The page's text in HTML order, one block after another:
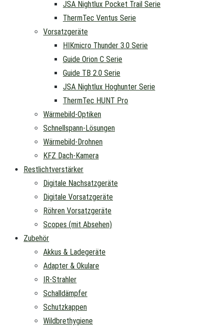
JSA Nightlux Pocket Trail Serie
ThermTec Ventus Serie
Vorsatzgeräte
HIKmicro Thunder 3.0 Serie
Guide Orion C Serie
Guide TB 2.0 Serie
JSA Nightlux Hoghunter Serie
ThermTec HUNT Pro
Wärmebild-Optiken
Schnellspann-Lösungen
Wärmebild-Drohnen
KFZ Dach-Kamera
Restlichtverstärker
Digitale Nachsatzgeräte
Digitale Vorsatzgeräte
Röhren Vorsatzgeräte
Scopes (mit Absehen)
Zubehör
Akkus & Ladegeräte
Adapter & Okulare
IR-Strahler
Schalldämpfer
Schutzkappen
Wildbrethygiene